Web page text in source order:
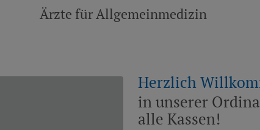
Ärzte für Allgemeinmedizin
Herzlich
in unserer
alle Kassen!